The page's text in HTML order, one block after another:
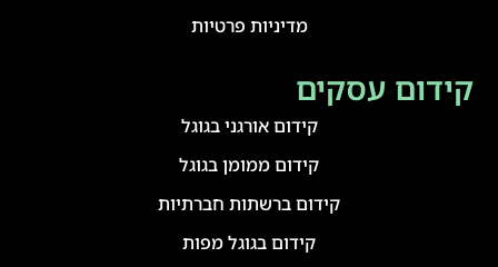
קידום עסקים
קידום אורגני בגוגל
קידום ממומן בגוגל
קידום ברשתות חברתיות
קידום בגוגל מפות
מדיניות פרטיות